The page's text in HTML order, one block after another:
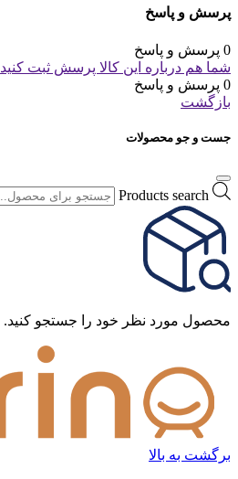
پرسش و پاسخ
0 پرسش و پاسخ
شما هم درباره این کالا پرسش ثبت کنید
0 پرسش و پاسخ
بازگشت
جست و جو محصولات
Products search
محصول مورد نظر خود را جستجو کنید.
برگشت به بالا